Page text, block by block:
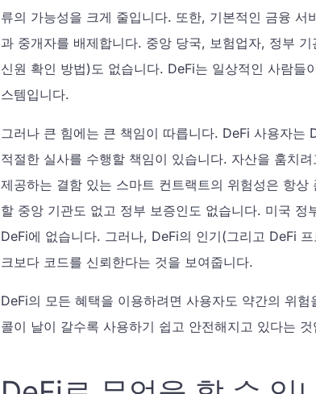
류의 가능성을 크게 줄입니다. 또한, 기본적인 금융
과 중개자를 배제합니다. 중앙 당국, 보험업자, 정부
신원 확인 방법)도 없습니다. DeFi는 일상적인 사람들
스템입니다.
그러나 큰 힘에는 큰 책임이 따릅니다. DeFi 사용자
적절한 실사를 수행할 책임이 있습니다. 자산을 훔치
제공하는 결함 있는 스마트 컨트랙트의 위험성은 항
할 중앙 기관도 없고 정부 보증인도 없습니다. 미국
DeFi에 없습니다. 그러나, DeFi의 인기(그리고 DeFi
크보다 코드를 신뢰한다는 것을 보여줍니다.
DeFi의 모든 혜택을 이용하려면 사용자도 약간의 위
콜이 날이 갈수록 사용하기 쉽고 안전해지고 있다는 것